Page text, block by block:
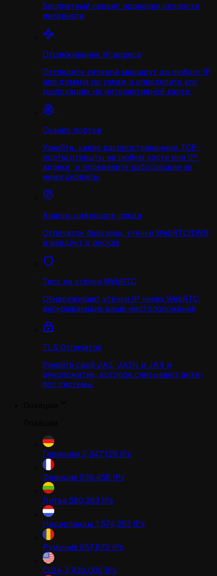
Бесплатный сервис проверки скорости
интернета
Отслеживание IP-адреса
Отследите сетевой маршрут до любого IP
или домена по узлам и определите его
геолокацию на интерактивной карте.
Сканер портов
Узнайте, какие распространённые TCP-
порты открыты на любом хосте или IP-
адресе, и определите работающие за
ними сервисы.
Анализ цифрового следа
Отпечаток браузера, утечки WebRTC/DNS
и вердикт о рисках
Тест на утечки WebRTC
Обнаруживает утечки IP через WebRTC,
раскрывающие ваше местоположение
TLS Отпечаток
Узнайте свой JA3, JA3N и JA4 и
рукопожатие, которое считывают анти-
бот системы.
Германия 2,347,129 IPs
Франция 938,458 IPs
Литва 580,283 IPs
Нидерланды 1,574,293 IPs
Румыния 657,872 IPs
США 3,420,000 IPs